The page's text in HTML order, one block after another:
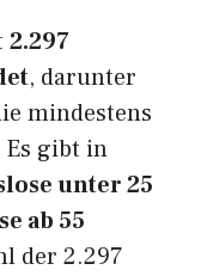
2.297
, darunter
mindestens
Es gibt in
unter 25
ab 55
der 2.297